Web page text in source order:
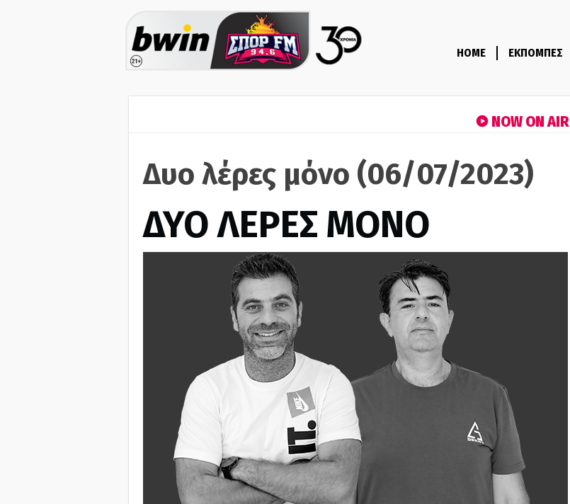
HOME ΕΚΠΟΜΠΕΣ
NOW ON AIR
Δυο λέρες μόνο (06/07/2023)
ΔΥΟ ΛΕΡΕΣ ΜΟΝΟ